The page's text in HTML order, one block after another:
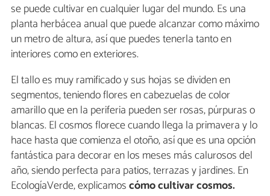
se puede cultivar en cualquier lugar del mundo. Es una
planta herbácea anual que puede alcanzar como máximo
un metro de altura, así que puedes tenerla tanto en
interiores como en exteriores.
El tallo es muy ramificado y sus hojas se dividen en
segmentos, teniendo flores en cabezuelas de color
amarillo que en la periferia pueden ser rosas, púrpuras o
blancas. El cosmos florece cuando llega la primavera y lo
hace hasta que comienza el otoño, así que es una opción
fantástica para decorar en los meses más calurosos del
año, siendo perfecta para patios, terrazas y jardines. En
EcologíaVerde, explicamoscómo cultivar cosmos.